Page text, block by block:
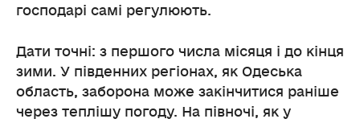
господарі самі регулюють.
Дати точні: з першого числа місяця і до кінця
зими. У південних регіонах, як Одеська
область, заборона може закінчитися раніше
через теплішу погоду. На півночі, як у